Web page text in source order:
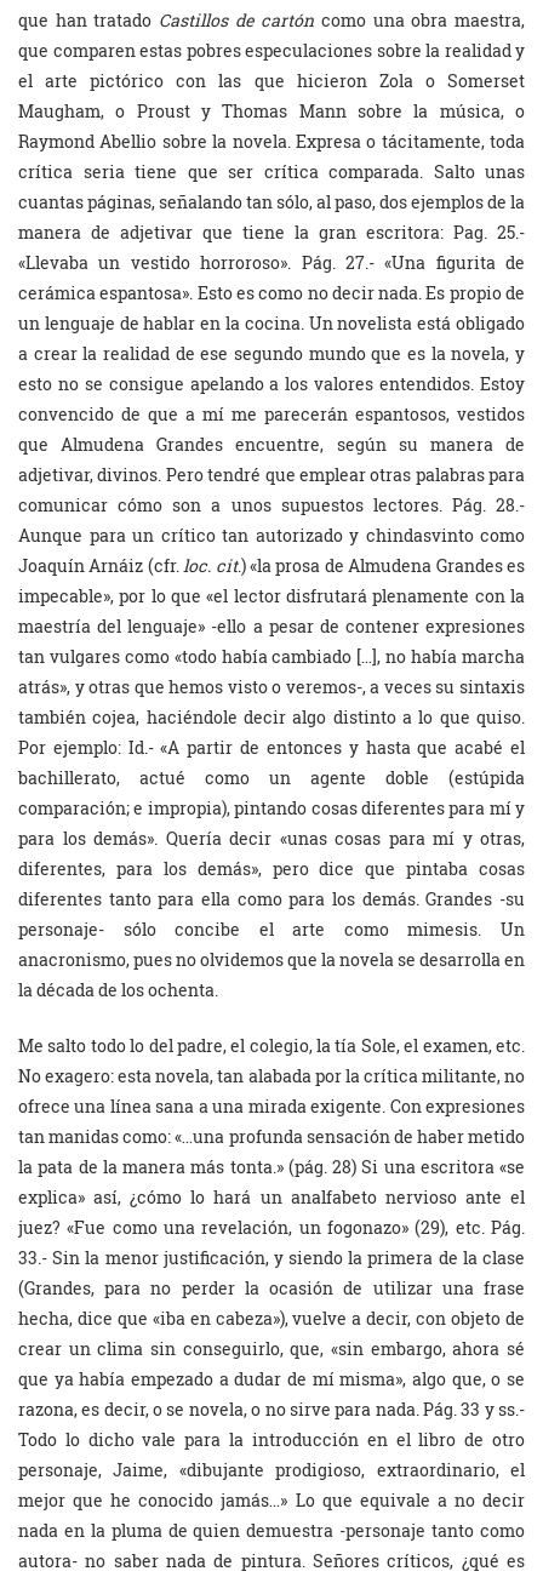
que han tratado Castillos de cartón como una obra maestra,
que comparen estas pobres especulaciones sobre la realidad y
el arte pictórico con las que hicieron Zola o Somerset
Maugham, o Proust y Thomas Mann sobre la música, o
Raymond Abellio sobre la novela. Expresa o tácitamente, toda
crítica seria tiene que ser crítica comparada. Salto unas
cuantas páginas, señalando tan sólo, al paso, dos ejemplos de la
manera de adjetivar que tiene la gran escritora: Pag. 25.-
«Llevaba un vestido horroroso». Pág. 27.- «Una figurita de
cerámica espantosa». Esto es como no decir nada. Es propio de
un lenguaje de hablar en la cocina. Un novelista está obligado
a crear la realidad de ese segundo mundo que es la novela, y
esto no se consigue apelando a los valores entendidos. Estoy
convencido de que a mí me parecerán espantosos, vestidos
que Almudena Grandes encuentre, según su manera de
adjetivar, divinos. Pero tendré que emplear otras palabras para
comunicar cómo son a unos supuestos lectores. Pág. 28.-
Aunque para un crítico tan autorizado y chindasvinto como
Joaquín Arnáiz (cfr. loc. cit.) «la prosa de Almudena Grandes es
impecable», por lo que «el lector disfrutará plenamente con la
maestría del lenguaje» -ello a pesar de contener expresiones
tan vulgares como «todo había cambiado […], no había marcha
atrás», y otras que hemos visto o veremos-, a veces su sintaxis
también cojea, haciéndole decir algo distinto a lo que quiso.
Por ejemplo: Id.- «A partir de entonces y hasta que acabé el
bachillerato, actué como un agente doble (estúpida
comparación; e impropia), pintando cosas diferentes para mí y
para los demás». Quería decir «unas cosas para mí y otras,
diferentes, para los demás», pero dice que pintaba cosas
diferentes tanto para ella como para los demás. Grandes -su
personaje- sólo concibe el arte como mimesis. Un
anacronismo, pues no olvidemos que la novela se desarrolla en
la década de los ochenta.
Me salto todo lo del padre, el colegio, la tía Sole, el examen, etc.
No exagero: esta novela, tan alabada por la crítica militante, no
ofrece una línea sana a una mirada exigente. Con expresiones
tan manidas como: «…una profunda sensación de haber metido
la pata de la manera más tonta.» (pág. 28) Si una escritora «se
explica» así, ¿cómo lo hará un analfabeto nervioso ante el
juez? «Fue como una revelación, un fogonazo» (29), etc. Pág.
33.- Sin la menor justificación, y siendo la primera de la clase
(Grandes, para no perder la ocasión de utilizar una frase
hecha, dice que «iba en cabeza»), vuelve a decir, con objeto de
crear un clima sin conseguirlo, que, «sin embargo, ahora sé
que ya había empezado a dudar de mí misma», algo que, o se
razona, es decir, o se novela, o no sirve para nada. Pág. 33 y ss.-
Todo lo dicho vale para la introducción en el libro de otro
personaje, Jaime, «dibujante prodigioso, extraordinario, el
mejor que he conocido jamás…» Lo que equivale a no decir
nada en la pluma de quien demuestra -personaje tanto como
autora- no saber nada de pintura. Señores críticos, ¿qué es